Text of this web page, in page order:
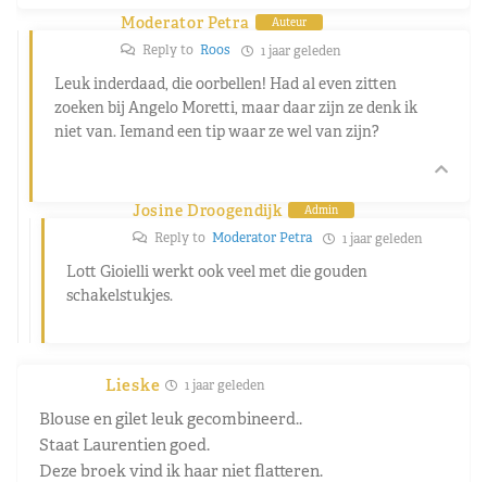
Moderator Petra Auteur
Reply to Roos 1 jaar geleden
Leuk inderdaad, die oorbellen! Had al even zitten
zoeken bij Angelo Moretti, maar daar zijn ze denk ik
niet van. Iemand een tip waar ze wel van zijn?
Josine Droogendijk Admin
Reply to Moderator Petra 1 jaar geleden
Lott Gioielli werkt ook veel met die gouden
schakelstukjes.
Lieske 1 jaar geleden
Blouse en gilet leuk gecombineerd..
Staat Laurentien goed.
Deze broek vind ik haar niet flatteren.